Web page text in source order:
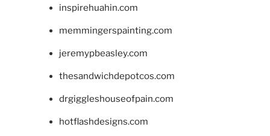
inspirehuahin.com
memmingerspainting.com
jeremypbeasley.com
thesandwichdepotcos.com
drgiggleshouseofpain.com
hotflashdesigns.com